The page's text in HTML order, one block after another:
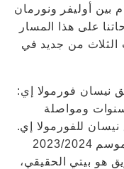
بين أوليفر ونورمان
على هذا المسار
الثلاث من جديد في
نيسان فورمولا إي:
ومواصلة
للفورمولا إي.
وقد كان ما أنجزناه منذ عودتي في موسم 2023/2024
هو بيتي الحقيقي،